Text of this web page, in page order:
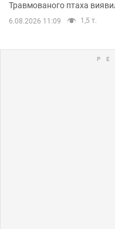
Травмованого птаха
6.08.2026 11:09 1,5 т.